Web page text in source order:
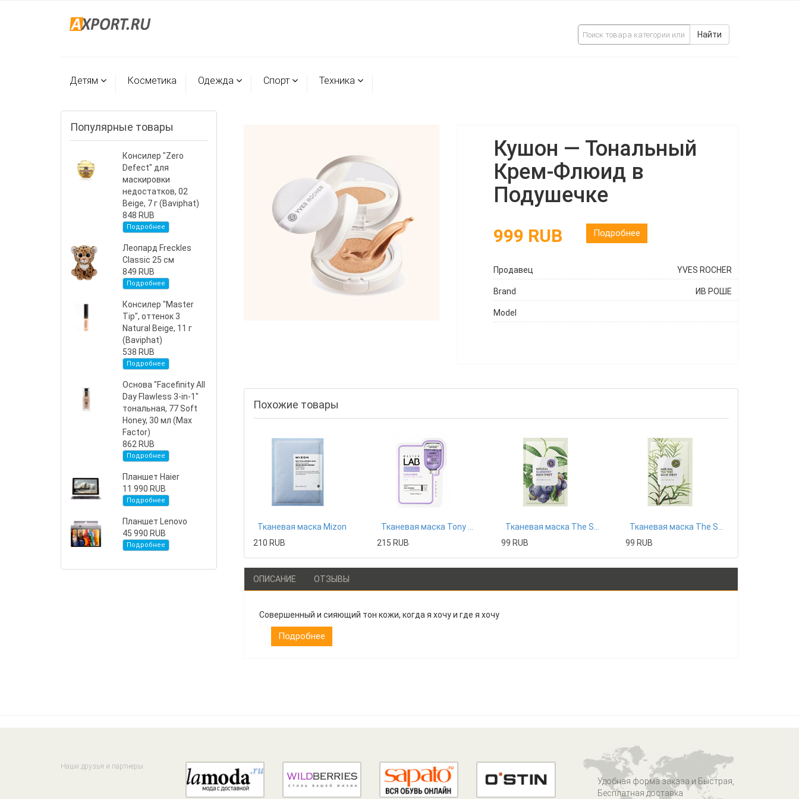
Найти
Детям Косметика Одежда Спорт Техника
Популярные товары
Консилер "Zero
Defect" для
маскировки
недостатков, 02
Beige, 7 г (Baviphat)
848 RUB
Подробнее
Леопард Freckles
Classic 25 см
849 RUB
Подробнее
Консилер "Master
Tip", оттенок 3
Natural Beige, 11 г
(Baviphat)
538 RUB
Подробнее
Основа "Facefinity All
Day Flawless 3-in-1"
тональная, 77 Soft
Honey, 30 мл (Max
Factor)
862 RUB
Подробнее
Планшет Haier
11 990 RUB
Подробнее
Планшет Lenovo
45 990 RUB
Подробнее
Кушон — Тональный
Крем-Флюид в
Подушечке
999 RUB Подробнее
Продавец YVES ROCHER
Brand ИВ РОШЕ
Model
Похожие товары
Тканевая маска Mizon
210 RUB
215 RUB
99 RUB
99 RUB
ОПИСАНИЕ ОТЗЫВЫ
Совершенный и сияющий тон кожи, когда я хочу и где я хочу
Подробнее
Наши друзья и партнеры
Удобная форма заказа и Быстрая,
Бесплатная доставка